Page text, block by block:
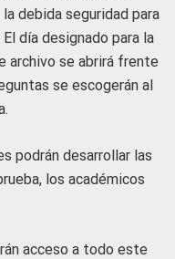
debida seguridad para
día designado para la
archivo se abrirá frente
se escogerán al
podrán desarrollar las
los académicos
acceso a todo este